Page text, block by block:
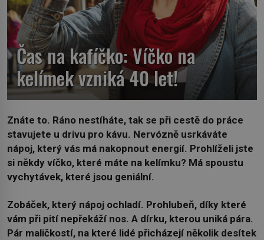
Čas na kafíčko: Víčko na
kelímek vzniká 40 let!
Znáte to. Ráno nestíháte, tak se při cestě do práce
stavujete u drivu pro kávu. Nervózně usrkáváte
nápoj, který vás má nakopnout energií. Prohlíželi jste
si někdy víčko, které máte na kelímku? Má spoustu
vychytávek, které jsou geniální.
Zobáček, který nápoj ochladí. Prohlubeň, díky které
vám při pití nepřekáží nos. A dírku, kterou uniká pára.
Pár maličkostí, na které lidé přicházejí několik desítek